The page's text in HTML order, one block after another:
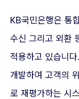
KB국민은행은 통
수신 그리고 외환
적용하고 있습니
개발하여 고객의
로 재평가하는 시